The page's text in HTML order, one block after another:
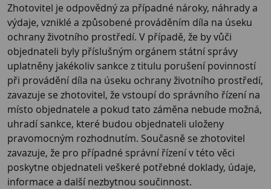
Zhotovitel je odpovědný za případné nároky, náhrady a
výdaje, vzniklé a způsobené prováděním díla na úseku
ochrany životního prostředí. V případě, že by vůči
objednateli byly příslušným orgánem státní správy
uplatněny jakékoliv sankce z titulu porušení povinností
při provádění díla na úseku ochrany životního prostředí,
zavazuje se zhotovitel, že vstoupí do správního řízení na
místo objednatele a pokud tato záměna nebude možná,
uhradí sankce, které budou objednateli uloženy
pravomocným rozhodnutím. Současně se zhotovitel
zavazuje, že pro případné správní řízení v této věci
poskytne objednateli veškeré potřebné doklady, údaje,
informace a další nezbytnou součinnost.